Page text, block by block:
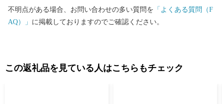
センター 営業時間 ９：００～１７：３０（祝土日を除く） TE
L：０１１－８０７－５６０８ Mail：shiriuchi_furusato@souplesse.j
不明点がある場合、お問い合わせの多い質問を 「よくある質問（F
AQ）」 に掲載しておりますのでご確認ください。
この返礼品を見ている人はこちらもチェック